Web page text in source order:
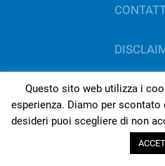
COOKIE
PRIVACY
Questo sito web utilizza i
esperienza. Diamo per
desideri puoi scegliere di non